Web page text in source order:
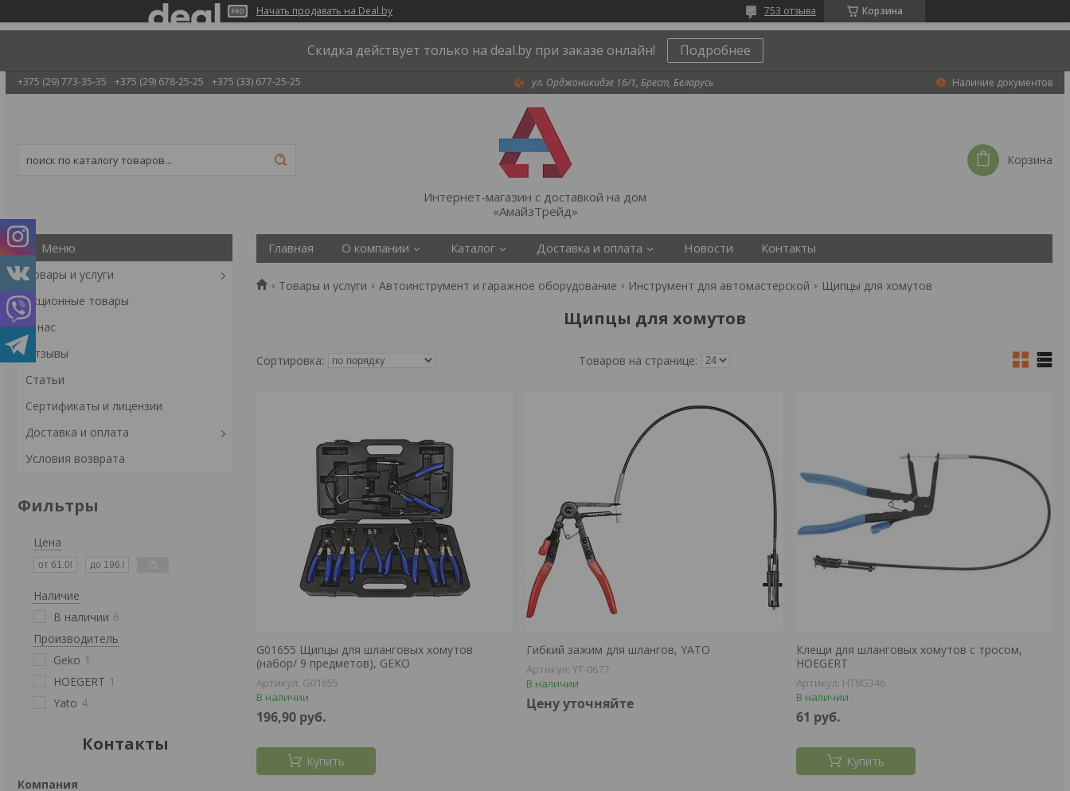
Начать продавать на Deal.by Корзина
753 отзыва
Скидка действует только на deal.by при заказе онлайн! Подробнее
+375 (29) 773-35-35 +375 (29) 678-25-25 +375 (33) 677-25-25 ул. Орджоникидзе 16/1, Брест, Беларусь Наличие документов
Интернет-магазин с доставкой на дом
«АмайзТрейд»
Корзина
Товары и услуги
Акционные товары
О нас
Отзывы
Статьи
Сертификаты и лицензии
Доставка и оплата
Условия возврата
Фильтры
Цена
Наличие
В наличии 6
Производитель
Geko 1
HOEGERT 1
Yato 4
Контакты
Главная О компании Каталог Доставка и оплата Новости Контакты
Товары и услуги Автоинструмент и гаражное оборудование Инструмент для автомастерской Щипцы для хомутов
Щипцы для хомутов
G01655 Щипцы для шланговых хомутов
(набор/ 9 предметов), GEKO
G01655
В наличии
196,90 руб.
Купить
Гибкий зажим для шлангов, YATO
YT-0677
В наличии
Цену уточняйте
Клещи для шланговых хомутов с тросом,
HOEGERT
HT8G346
В наличии
61 руб.
Купить